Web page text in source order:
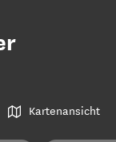
Kartenansicht